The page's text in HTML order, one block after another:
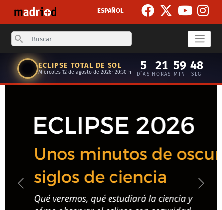
ESPAÑOL
Search
ECLIPSE TOTAL DE SOL
Miércoles 12 de agosto de 2026 · 20:30 h
5
DÍAS
21
HORAS
59
MIN
47
SEG
Anterior